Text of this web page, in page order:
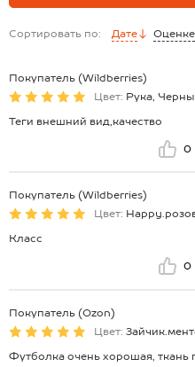
Сортировать по: Дате Оценке
Покупатель (Wildberries)
Цвет: Рука,
Теги внешний вид,качество
0
Покупатель (Wildberries)
Цвет:
Класс
0
Покупатель (Ozon)
Цвет:
Футболка очень хорошая, ткань